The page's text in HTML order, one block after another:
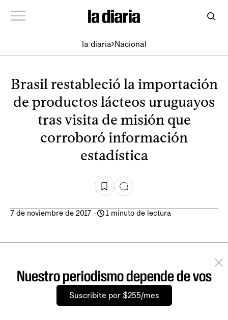
la diaria Nacional
Brasil restableció la importación
de productos lácteos uruguayos
tras visita de misión que
corroboró información
estadística
7 de noviembre de 2017 - 1 minuto de lectura
Nuestro periodismo depende de vos
Suscribite por $255/mes